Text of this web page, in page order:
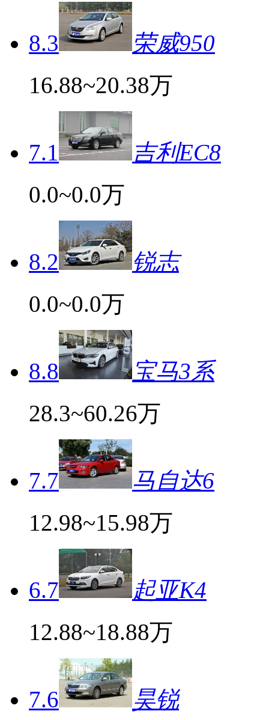
8.3
荣威950
16.88~20.38万
7.1
吉利EC8
0.0~0.0万
8.2
锐志
0.0~0.0万
8.8
宝马3系
28.3~60.26万
7.7
马自达6
12.98~15.98万
6.7
起亚K4
12.88~18.88万
7.6
昊锐